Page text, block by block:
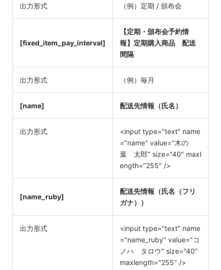
出力形式 （例）定期 / 頒布会
[fixed_item_pay_interval]
【定期・頒布会予約情
報】定期購入商品 配送
間隔
出力形式 （例）毎月
[name] 配送先情報（氏名）
出力形式
<input type="text" name
="name" value="木の
葉 太郎" size="40" maxl
ength="255" />
[name_ruby]
配送先情報（氏名（フリ
ガナ））
出力形式
<input type="text" name
="name_ruby" value="コ
ノハ タロウ" size="40"
maxlength="255" />